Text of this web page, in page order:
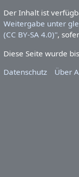
Der Inhalt ist
Weitergabe unter
(CC BY-SA 4.0)'',
Diese Seite wurde
Datenschutz
Über